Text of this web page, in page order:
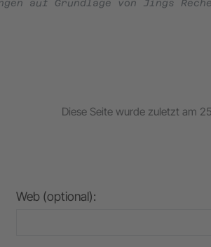
auf Grundlage von Jings
Diese Seite wurde zuletzt am
Web (optional):